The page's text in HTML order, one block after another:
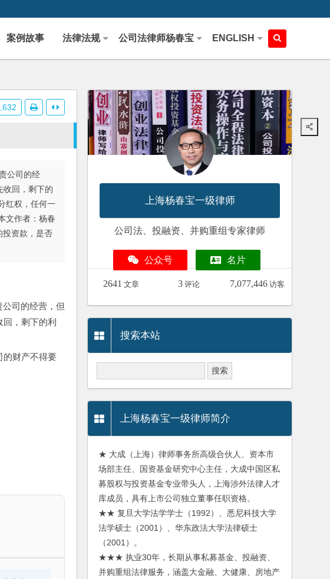
案例故事 法律法规 公司法律师杨春宝 ENGLISH
公司的经
收回，剩下的
红权，任何一
文作者：杨春
投资款，是否
司的经营，但
，剩下的利
的财产不得要
上海杨春宝一级律师
公司法、投融资、并购重组专家律师
公众号 名片
2641 文章 3 评论 7,077,446 访客
搜索本站
上海杨春宝一级律师简介
★ 大成（上海）律师事务所高级合伙人、资本市
场部主任、国资基金研究中心主任，大成中国区私
募股权与投资基金专业带头人，上海涉外法律人才
库成员，具有上市公司独立董事任职资格。
★★ 复旦大学法学学士（1992）、悉尼科技大学
法学硕士（2001）、华东政法大学法律硕士
（2001）。
★★★ 执业30年，长期从事私募基金、投融资、
并购重组法律服务，涵盖大金融、大健康、房地产